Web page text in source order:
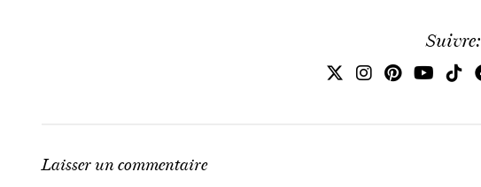
Suivre:
Laisser un commentaire